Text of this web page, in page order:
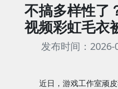
不搞多样性了
视频彩虹毛衣
发布时间：2026-
近日，游戏工作室顽